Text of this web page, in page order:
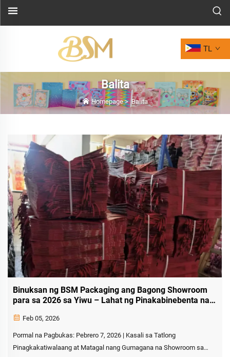
TL
Balita
Homepage>Balita
Binuksan ng BSM Packaging ang Bagong Showroom
para sa 2026 sa Yiwu – Lahat ng Pinakabinebenta na
Feb 05, 2026
Pormal na Pagbukas: Pebrero 7, 2026 | Kasali sa Tatlong
Pinagkakatiwalaang at Matagal nang Gumagana na Showroom sa